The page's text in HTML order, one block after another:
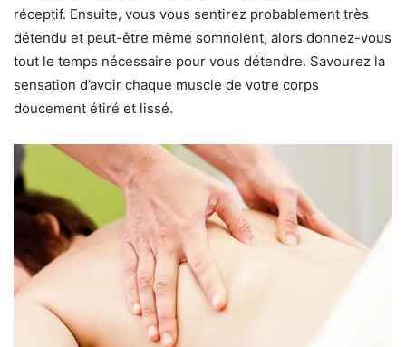
réceptif. Ensuite, vous vous sentirez probablement très
détendu et peut-être même somnolent, alors donnez-vous
tout le temps nécessaire pour vous détendre. Savourez la
sensation d’avoir chaque muscle de votre corps
doucement étiré et lissé.